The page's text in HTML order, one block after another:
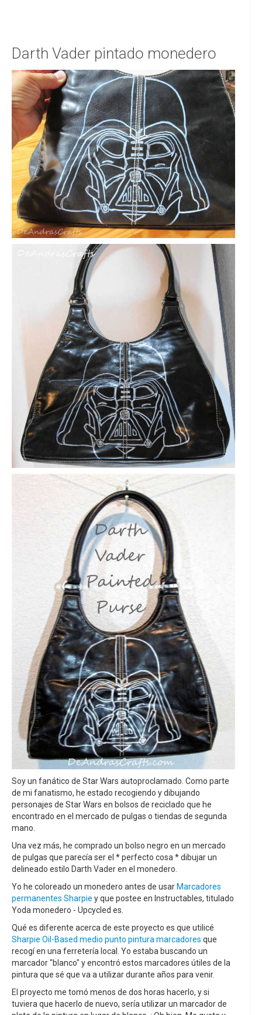
Darth Vader pintado monedero
Soy un fanático de Star Wars autoproclamado. Como parte
de mi fanatismo, he estado recogiendo y dibujando
personajes de Star Wars en bolsos de reciclado que he
encontrado en el mercado de pulgas o tiendas de segunda
mano.
Una vez más, he comprado un bolso negro en un mercado
de pulgas que parecía ser el * perfecto cosa * dibujar un
delineado estilo Darth Vader en el monedero.
Yo he coloreado un monedero antes de usar Marcadores
permanentes Sharpie y que postee en Instructables, titulado
Yoda monedero - Upcycled es.
Qué es diferente acerca de este proyecto es que utilicé
Sharpie Oil-Based medio punto pintura marcadores que
recogí en una ferretería local. Yo estaba buscando un
marcador "blanco" y encontró estos marcadores útiles de la
pintura que sé que va a utilizar durante años para venir.
El proyecto me tomó menos de dos horas hacerlo, y si
tuviera que hacerlo de nuevo, sería utilizar un marcador de